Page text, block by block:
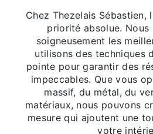
Chez Thezelais
priorité absolue. Nous
soigneusement les
utilisons des techniques
pointe pour garantir des
impeccables. Que vous
massif, du métal, du
matériaux, nous pouvons
mesure qui ajoutent une
votre